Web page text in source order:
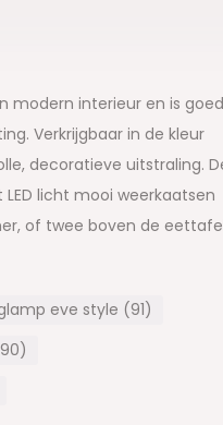
modern interieur en is goed
Verkrijgbaar in de kleur
decoratieve uitstraling.
licht mooi weerkaatsen
of twee boven de
helemaal
eve style (91)